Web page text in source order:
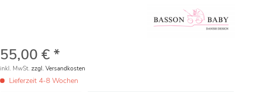
55,00 € *
inkl. MwSt. zzgl. Versandkosten
Lieferzeit 4-8 Wochen